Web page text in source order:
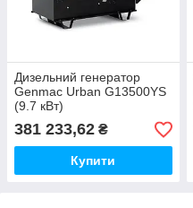
Дизельний генератор
Genmac Urban G13500YS
(9.7 кВт)
381 233,62 ₴
Купити